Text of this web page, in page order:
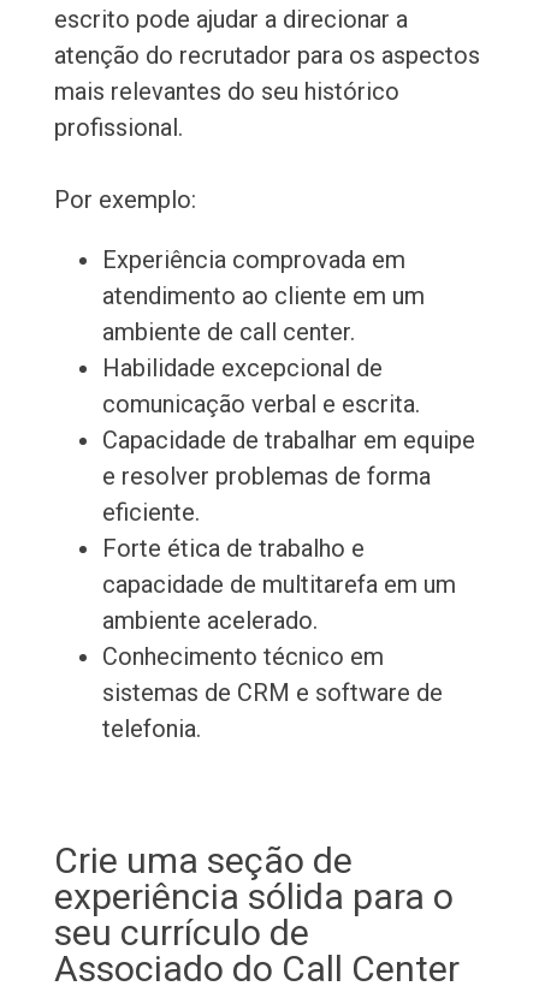
escrito pode ajudar a direcionar a
atenção do recrutador para os aspectos
mais relevantes do seu histórico
profissional.
Por exemplo:
Experiência comprovada em
atendimento ao cliente em um
ambiente de call center.
Habilidade excepcional de
comunicação verbal e escrita.
Capacidade de trabalhar em equipe
e resolver problemas de forma
eficiente.
Forte ética de trabalho e
capacidade de multitarefa em um
ambiente acelerado.
Conhecimento técnico em
sistemas de CRM e software de
telefonia.
Crie uma seção de
experiência sólida para o
seu currículo de
Associado do Call Center